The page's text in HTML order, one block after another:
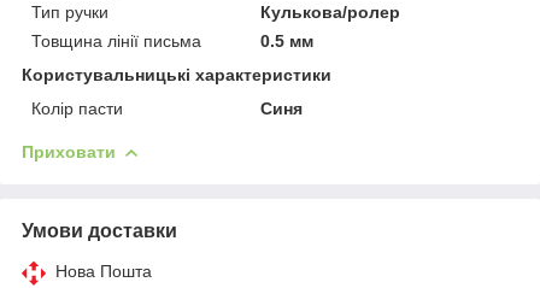
Тип ручки
Кулькова/ролер
Товщина лінії письма
0.5 мм
Користувальницькі характеристики
Колір пасти
Синя
Приховати
Умови доставки
Нова Пошта